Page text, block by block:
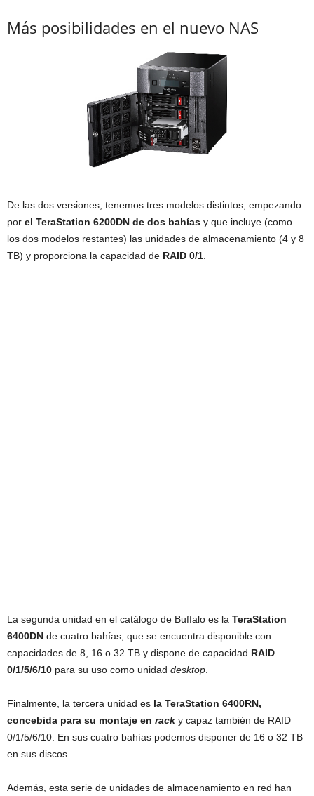
Más posibilidades en el nuevo NAS
De las dos versiones, tenemos tres modelos distintos, empezando
por el TeraStation 6200DN de dos bahías y que incluye (como
los dos modelos restantes) las unidades de almacenamiento (4 y 8
TB) y proporciona la capacidad de RAID 0/1
La segunda unidad en el catálogo de Buffalo es la TeraStation
6400DN de cuatro bahías, que se encuentra disponible con
capacidades de 8, 16 o 32 TB y dispone de capacidad RAID
0/1/5/6/10 para su uso como unidad desktop
Finalmente, la tercera unidad es la TeraStation 6400RN,
concebida para su montaje en rack y capaz también de RAID
0/1/5/6/10. En sus cuatro bahías podemos disponer de 16 o 32 TB
en sus discos.
Además, esta serie de unidades de almacenamiento en red han